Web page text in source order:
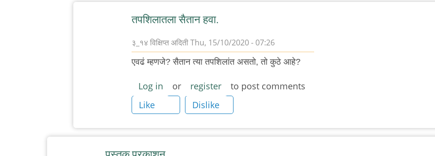
तपशिलातला सैतान हवा.
३_१४ विक्षिप्त अदितीThu, 15/10/2020 - 07:26
reply
संस्थळं
-
संस्थळं
by
एवढं म्हणजे? सैतान त्या तपशिलांत असतो, तो कुठे आहे?
Log in or register
to post comments
Like
Dislike